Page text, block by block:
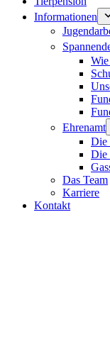
Informationen
Ehrenamt
Die
Die
Das Team
Karriere
Kontakt